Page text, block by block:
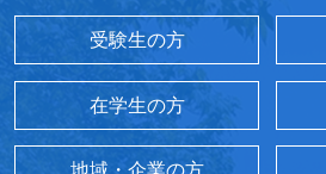
受験生の方
在学生の方